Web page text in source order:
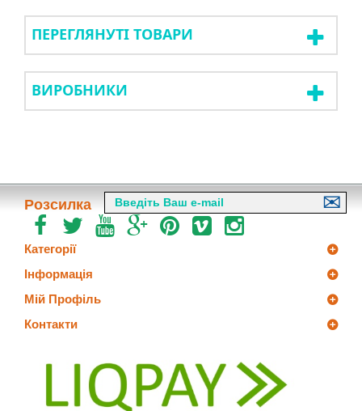
ПЕРЕГЛЯНУТІ ТОВАРИ
ВИРОБНИКИ
Розсилка
Категорії
Інформація
Мій Профіль
Контакти